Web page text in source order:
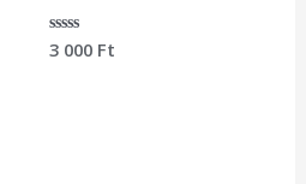
Értékelés:
0
3 000 Ft